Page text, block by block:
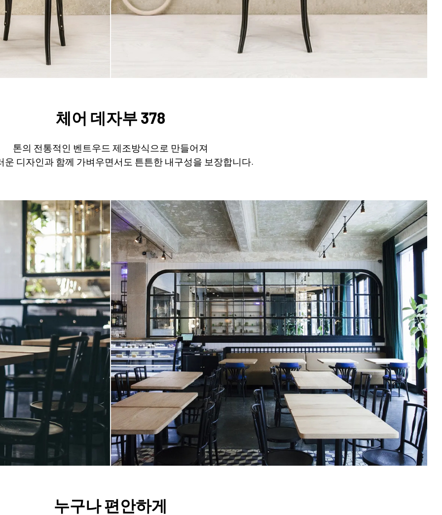
체어 데자부 378
톤의 전통적인 벤트우드 제조방식으로 만들어져
운 디자인과 함께 가벼우면서도 튼튼한 내구성을 보장합니다.
누구나 편안하게